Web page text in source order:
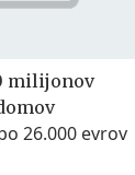
milijonov